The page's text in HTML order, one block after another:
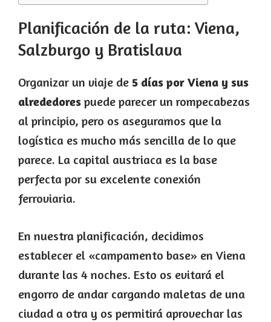
Planificación de la ruta: Viena,
Salzburgo y Bratislava
Organizar un viaje de 5 días por Viena y sus
alrededores puede parecer un rompecabezas
al principio, pero os aseguramos que la
logística es mucho más sencilla de lo que
parece. La capital austriaca es la base
perfecta por su excelente conexión
ferroviaria.
En nuestra planificación, decidimos
establecer el «campamento base» en Viena
durante las 4 noches. Esto os evitará el
engorro de andar cargando maletas de una
ciudad a otra y os permitirá aprovechar las